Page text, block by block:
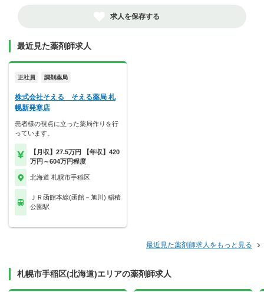
求人を保存する
最近見た薬剤師求人
正社員 調剤薬局
株式会社そえる そえる薬局 札
幌新発寒店
患者様の視点に立った薬局作りを行
っています。
【月収】27.5万円 【年収】420
万円～604万円程度
北海道 札幌市手稲区
ＪＲ函館本線(函館－旭川) 稲積
公園駅
最近見た薬剤師求人をもっと見る
札幌市手稲区(北海道)エリアの薬剤師求人